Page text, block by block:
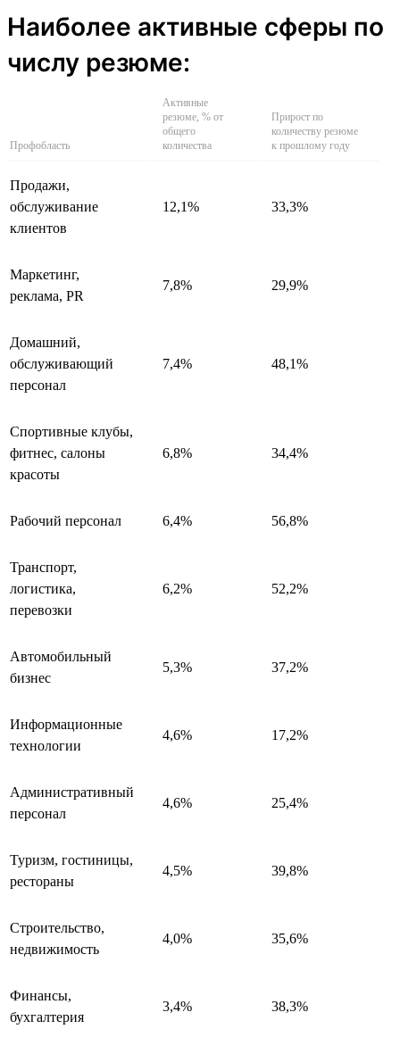
Наиболее активные сферы по
числу резюме:
Профобласть
Активные
резюме, % от
общего
количества
Прирост по
количеству резюме
к прошлому году
Продажи,
обслуживание
клиентов
12,1% 33,3%
Маркетинг,
реклама, PR
7,8% 29,9%
Домашний,
обслуживающий
персонал
7,4% 48,1%
Спортивные клубы,
фитнес, салоны
красоты
6,8% 34,4%
Рабочий персонал 6,4% 56,8%
Транспорт,
логистика,
перевозки
6,2% 52,2%
Автомобильный
бизнес
5,3% 37,2%
Информационные
технологии
4,6% 17,2%
Административный
персонал
4,6% 25,4%
Туризм, гостиницы,
рестораны
4,5% 39,8%
Строительство,
недвижимость
4,0% 35,6%
Финансы,
бухгалтерия
3,4% 38,3%